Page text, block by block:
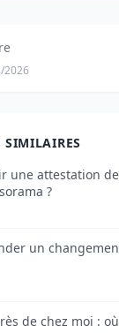
2026
SIMILAIRES
une attestation
?
un
de chez moi :